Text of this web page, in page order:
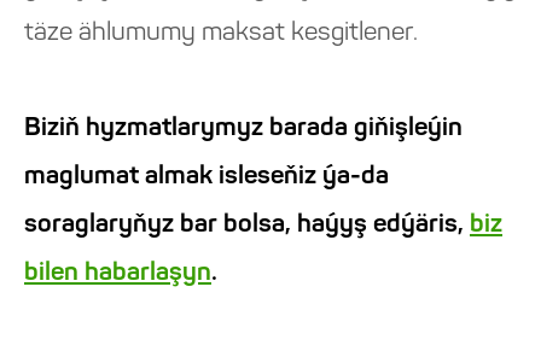
täze ählumumy maksat kesgitlener.
Biziň hyzmatlarymyz barada giňişleýin
maglumat almak isleseňiz ýa-da
soraglaryňyz bar bolsa, haýyş edýäris, biz
bilen habarlaşyn.